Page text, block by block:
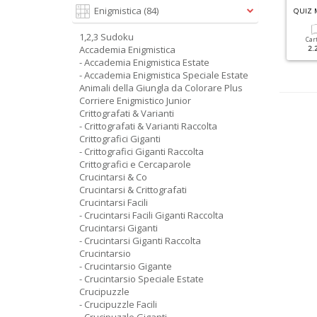
GIGANTI N.42
Digitale
1.50 €
QUIZ MESE N.349
2.20 €
QUIZ
Enigmistica (84)
1,2,3 Sudoku
Accademia Enigmistica
- Accademia Enigmistica Estate
- Accademia Enigmistica Speciale Estate
Animali della Giungla da Colorare Plus
Corriere Enigmistico Junior
Crittografati & Varianti
- Crittografati & Varianti Raccolta
Crittografici Giganti
- Crittografici Giganti Raccolta
Crittografici e Cercaparole
Crucintarsi & Co
Crucintarsi & Crittografati
Crucintarsi Facili
- Crucintarsi Facili Giganti Raccolta
Crucintarsi Giganti
- Crucintarsi Giganti Raccolta
Crucintarsio
- Crucintarsio Gigante
- Crucintarsio Speciale Estate
Crucipuzzle
- Crucipuzzle Facili